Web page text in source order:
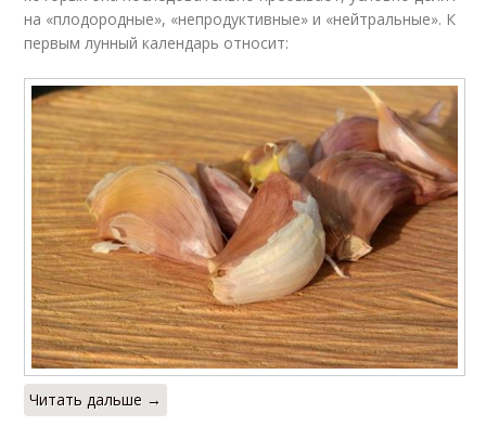
на «плодородные», «непродуктивные» и «нейтральные». К
первым лунный календарь относит:
Читать дальше →